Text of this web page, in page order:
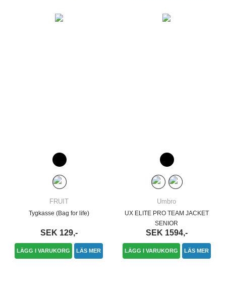
FRUIT
Tygkasse (Bag for life)
SEK 129,-
LÄGG I VARUKORG LÄS MER
Umbro
UX ELITE PRO TEAM JACKET
SENIOR
SEK 1594,-
LÄGG I VARUKORG LÄS MER